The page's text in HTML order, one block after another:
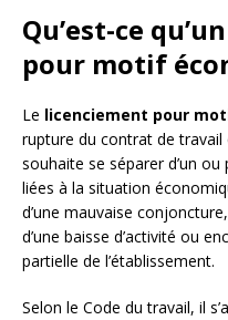
Qu’est-ce
pour motif
Le licenciement pour
rupture du contrat de travail
souhaite se séparer d’un
liées à la situation
d’une mauvaise
d’une baisse d’activité ou
partielle de l’établissement.
Selon le Code du travail, il